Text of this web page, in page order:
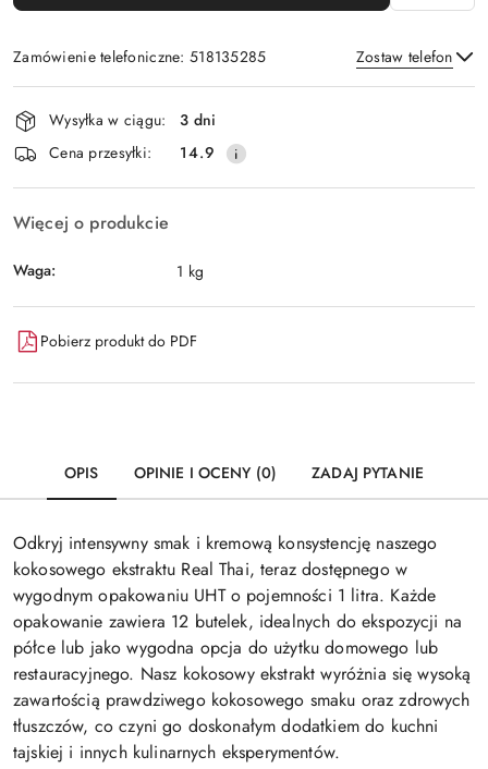
Zamówienie telefoniczne: 518135285 Zostaw telefon
Wyślij
Dostępność
i
dostawa
Wysyłka w ciągu:
3 dni
Cena przesyłki:
14.9
Więcej o produkcie
Waga: 1 kg
Pobierz produkt do PDF
OPIS OPINIE I OCENY (0) ZADAJ PYTANIE
Odkryj intensywny smak i kremową konsystencję naszego
kokosowego ekstraktu Real Thai, teraz dostępnego w
wygodnym opakowaniu UHT o pojemności 1 litra. Każde
opakowanie zawiera 12 butelek, idealnych do ekspozycji na
półce lub jako wygodna opcja do użytku domowego lub
restauracyjnego. Nasz kokosowy ekstrakt wyróżnia się wysoką
zawartością prawdziwego kokosowego smaku oraz zdrowych
tłuszczów, co czyni go doskonałym dodatkiem do kuchni
tajskiej i innych kulinarnych eksperymentów.